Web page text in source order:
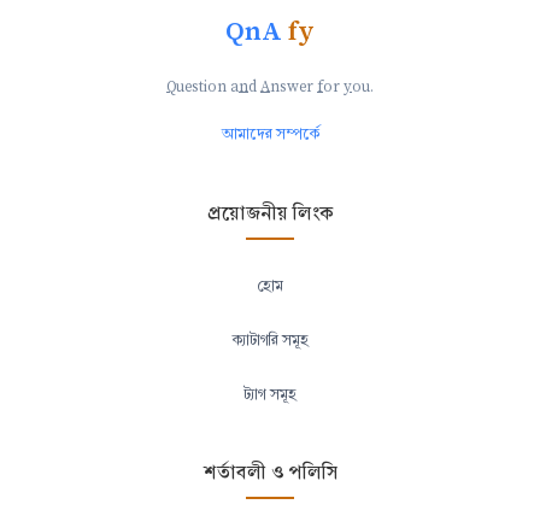
QnAfy
Question andAnswer foryou.
আমাদের সম্পর্কে
প্রয়োজনীয় লিংক
হোম
ক্যাটাগরি সমূহ
ট্যাগ সমূহ
শর্তাবলী ও পলিসি